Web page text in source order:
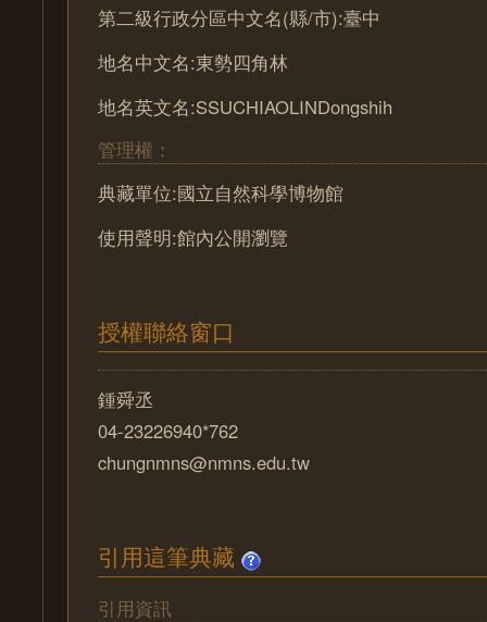
第二級行政分區中文名(縣/市):臺中
地名中文名:東勢四角林
地名英文名:SSUCHIAOLINDongshih
管理權：
典藏單位:國立自然科學博物館
使用聲明:館內公開瀏覽
授權聯絡窗口
鍾舜丞
04-23226940*762
chungnmns@nmns.edu.tw
引用這筆典藏
引用資訊